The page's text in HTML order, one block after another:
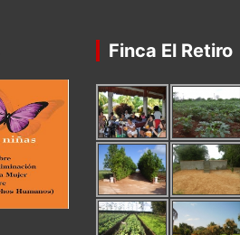
Finca El Retiro